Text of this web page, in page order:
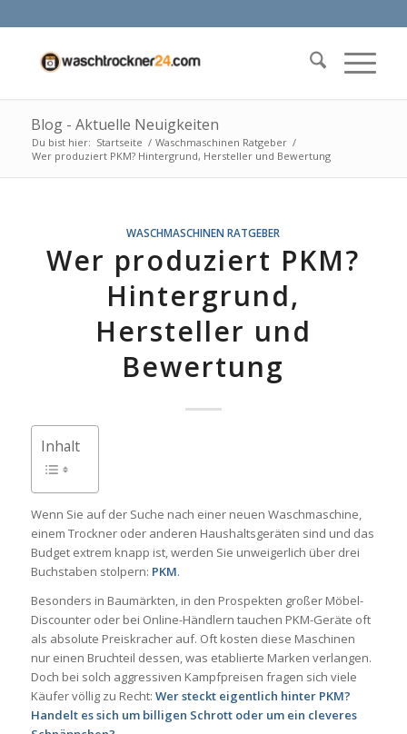
Blog - Aktuelle Neuigkeiten
Du bist hier: Startseite / Waschmaschinen Ratgeber /
Wer produziert PKM? Hintergrund, Hersteller und Bewertung
WASCHMASCHINEN RATGEBER
Wer produziert PKM?
Hintergrund,
Hersteller und
Bewertung
Inhalt
Wenn Sie auf der Suche nach einer neuen Waschmaschine,
einem Trockner oder anderen Haushaltsgeräten sind und das
Budget extrem knapp ist, werden Sie unweigerlich über drei
Buchstaben stolpern: PKM.
Besonders in Baumärkten, in den Prospekten großer Möbel-
Discounter oder bei Online-Händlern tauchen PKM-Geräte oft
als absolute Preiskracher auf. Oft kosten diese Maschinen
nur einen Bruchteil dessen, was etablierte Marken verlangen.
Doch bei solch aggressiven Kampfpreisen fragen sich viele
Käufer völlig zu Recht: Wer steckt eigentlich hinter PKM?
Handelt es sich um billigen Schrott oder um ein cleveres